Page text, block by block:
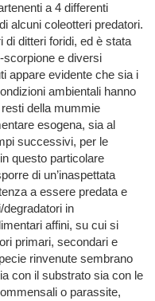
a 4 differenti
alcuni coleotteri predatori.
di ditteri foridi, ed è stata
scorpione e diversi
appare evidente che sia i
ambientali hanno
della mummie
esogena, sia al
successivi, per le
questo particolare
di un’inaspettata
a essere predata e
in
affini, su cui si
primari, secondari e
rinvenute sembrano
con il substrato sia con le
o parassite,